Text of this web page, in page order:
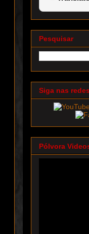
Pesquisar
Siga nas
Pólvora